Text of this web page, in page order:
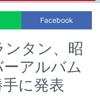
Facebook
ンタン、昭
アルバム
手に発表